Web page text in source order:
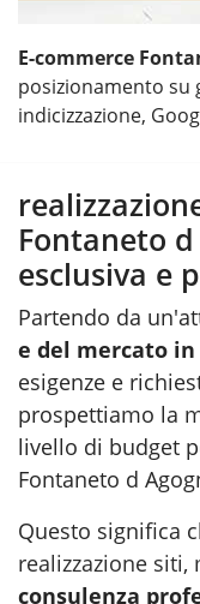
E-commerce
posizionamento su
indicizzazione,
Fontaneto
esclusiva e
Partendo da
e del mercato in
esigenze e
prospettiamo la
livello di budget
Fontaneto d
Questo significa
realizzazione siti,
consulenza